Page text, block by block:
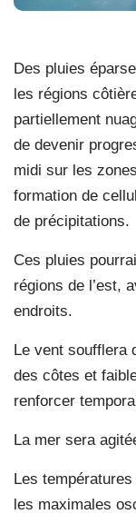
Des pluies
les régions
partiellement
de devenir
midi sur les
formation de
de précipitations.
Ces pluies
régions de l’est,
endroits.
Le vent soufflera
des côtes et
renforcer
La mer sera
Les
les maximales